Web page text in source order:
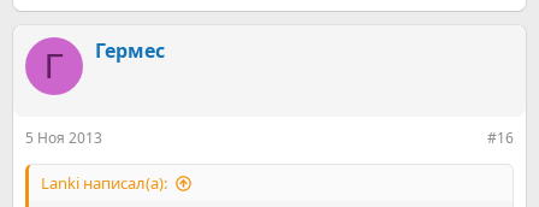
Г Гермес
5 Ноя 2013 #16
Lanki написал(а):